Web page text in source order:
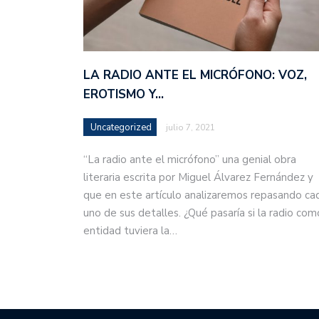
LA RADIO ANTE EL MICRÓFONO: VOZ,
EROTISMO Y…
Uncategorized julio 7, 2021
“La radio ante el micrófono” una genial obra
literaria escrita por Miguel Álvarez Fernández y
que en este artículo analizaremos repasando
uno de sus detalles. ¿Qué pasaría si la radio
entidad tuviera la…